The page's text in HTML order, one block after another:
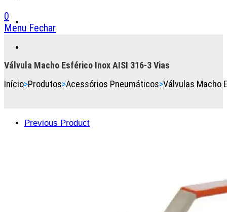
0
Menu Fechar
button
expand
Válvula Macho Esférico Inox AISI 316-3 Vias
Início>Produtos>Acessórios Pneumáticos>Válvulas Macho
Previous Product